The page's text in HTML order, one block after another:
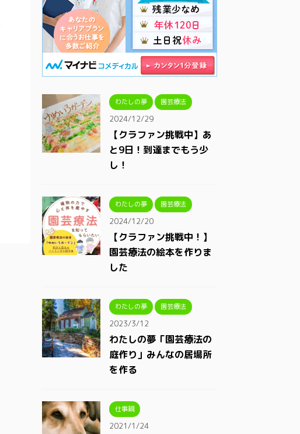
わたしの夢 園芸療法
2024/12/29
【クラファン挑戦中】あ
と9日！到達までもう少
し！
わたしの夢 園芸療法
2024/12/20
【クラファン挑戦中！】
園芸療法の絵本を作りま
した
わたしの夢 園芸療法
2023/3/12
わたしの夢「園芸療法の
庭作り」みんなの居場所
を作る
仕事観
2021/1/24